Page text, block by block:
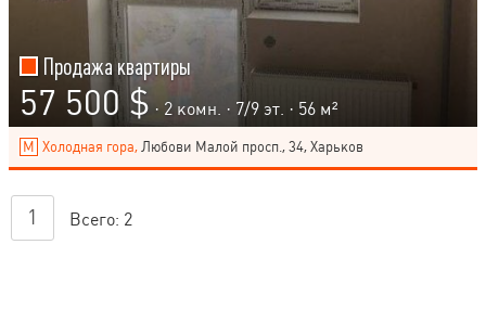
Продажа квартиры
57 500 $ · 2 комн. · 7/9 эт. · 56 м²
Холодная гора, Любови Малой просп., 34, Харьков
1 Всего: 2